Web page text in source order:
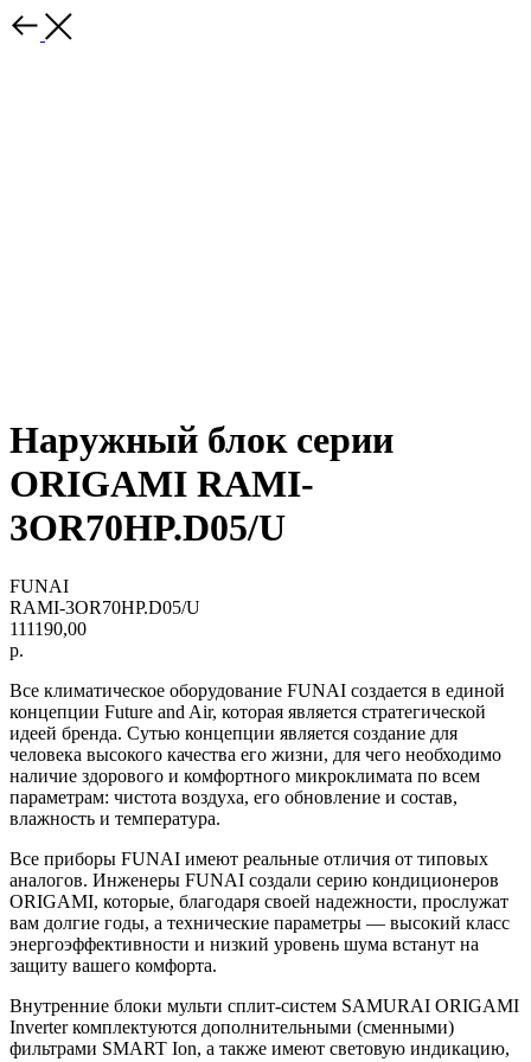
Наружный блок серии
ORIGAMI RAMI-
3OR70HP.D05/U
FUNAI
RAMI-3OR70HP.D05/U
111190,00
р.
Все климатическое оборудование FUNAI создается в единой
концепции Future and Air, которая является стратегической
идеей бренда. Сутью концепции является создание для
человека высокого качества его жизни, для чего необходимо
наличие здорового и комфортного микроклимата по всем
параметрам: чистота воздуха, его обновление и состав,
влажность и температура.
Все приборы FUNAI имеют реальные отличия от типовых
аналогов. Инженеры FUNAI создали серию кондиционеров
ORIGAMI, которые, благодаря своей надежности, прослужат
вам долгие годы, а технические параметры — высокий класс
энергоэффективности и низкий уровень шума встанут на
защиту вашего комфорта.
Внутренние блоки мульти сплит-систем SAMURAI ORIGAMI
Inverter комплектуются дополнительными (сменными)
фильтрами SMART Ion, а также имеют световую индикацию,